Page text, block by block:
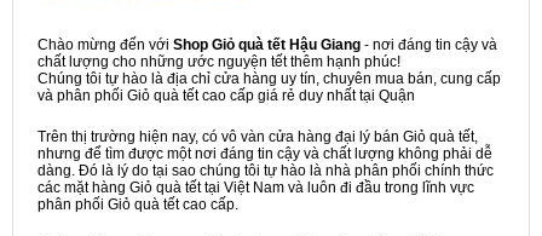
Chào mừng đến với Shop Giỏ quà tết Hậu Giang - nơi đáng tin cậy và
chất lượng cho những ước nguyện tết thêm hạnh phúc!
Chúng tôi tự hào là địa chỉ cửa hàng uy tín, chuyên mua bán, cung cấp
và phân phối Giỏ quà tết cao cấp giá rẻ duy nhất tại Quận
Trên thị trường hiện nay, có vô vàn cửa hàng đại lý bán Giỏ quà tết,
nhưng để tìm được một nơi đáng tin cậy và chất lượng không phải dễ
dàng. Đó là lý do tại sao chúng tôi tự hào là nhà phân phối chính thức
các mặt hàng Giỏ quà tết tại Việt Nam và luôn đi đầu trong lĩnh vực
phân phối Giỏ quà tết cao cấp.